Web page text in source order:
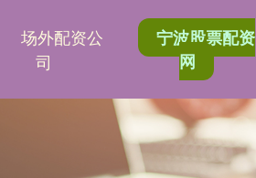
场外配资公
司
宁波股票配资
网